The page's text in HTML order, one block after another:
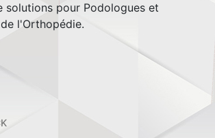
solutions pour Podologues et
l'Orthopédie.